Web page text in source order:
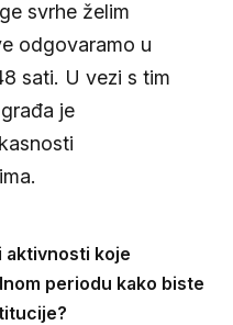
svrhe želim
odgovaramo u
sati. U vezi s tim
je
aktivnosti koje
periodu kako biste